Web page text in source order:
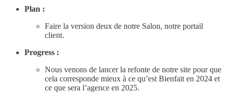
Plan :
Faire la version deux de notre Salon, notre portail
client.
Progress :
Nous venons de lancer la refonte de notre site pour que
cela corresponde mieux à ce qu’est Bienfait en 2024 et
ce que sera l’agence en 2025.